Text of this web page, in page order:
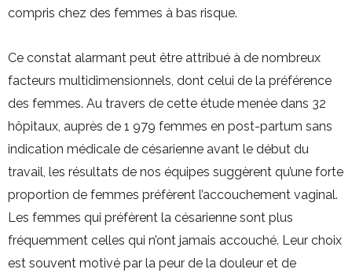
compris chez des femmes à bas risque.
Ce constat alarmant peut être attribué à de nombreux
facteurs multidimensionnels, dont celui de la préférence
des femmes. Au travers de cette étude menée dans 32
hôpitaux, auprès de 1 979 femmes en post-partum sans
indication médicale de césarienne avant le début du
travail, les résultats de nos équipes suggèrent qu’une forte
proportion de femmes préfèrent l’accouchement vaginal.
Les femmes qui préfèrent la césarienne sont plus
fréquemment celles qui n’ont jamais accouché. Leur choix
est souvent motivé par la peur de la douleur et de